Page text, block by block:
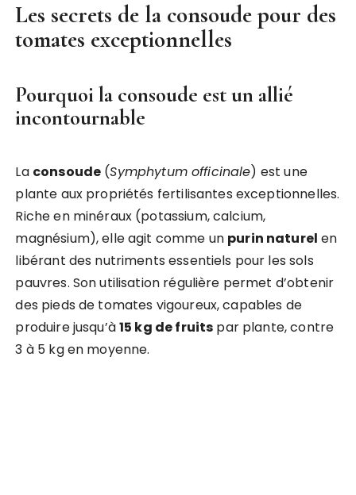
Les secrets de la consoude pour des
tomates exceptionnelles
Pourquoi la consoude est un allié
incontournable
La consoude (Symphytum officinale) est une
plante aux propriétés fertilisantes exceptionnelles.
Riche en minéraux (potassium, calcium,
magnésium), elle agit comme un purin naturel en
libérant des nutriments essentiels pour les sols
pauvres. Son utilisation régulière permet d’obtenir
des pieds de tomates vigoureux, capables de
produire jusqu’à15 kg de fruits par plante, contre
3 à 5 kg en moyenne.